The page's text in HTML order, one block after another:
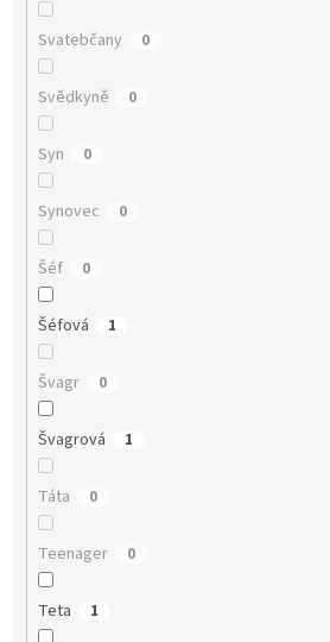
Svatebčany 0
Svědkyně 0
Syn 0
Synovec 0
Šéf 0
Šéfová 1
Švagr 0
Švagrová 1
Táta 0
Teenager 0
Teta 1